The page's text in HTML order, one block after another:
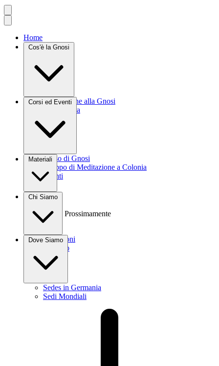
Home
Cos'è la Gnosi
Introduzione alla Gnosi
Agrocultura
Corsi ed Eventi
Corso di Gnosi
Gruppo di Meditazione a Colonia
Eventi
Materiali
Libri
Audio
Prossimamente
Chi Siamo
Donazioni
Contatto
Dove Siamo
Sedes in Germania
Sedi Mondiali